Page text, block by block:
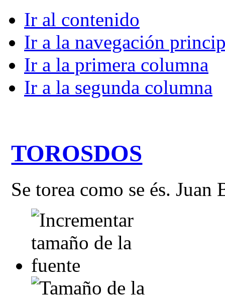
Ir al contenido
Ir a la navegación
Ir a la primera columna
Ir a la segunda columna
TOROSDOS
Se torea como se és. Juan